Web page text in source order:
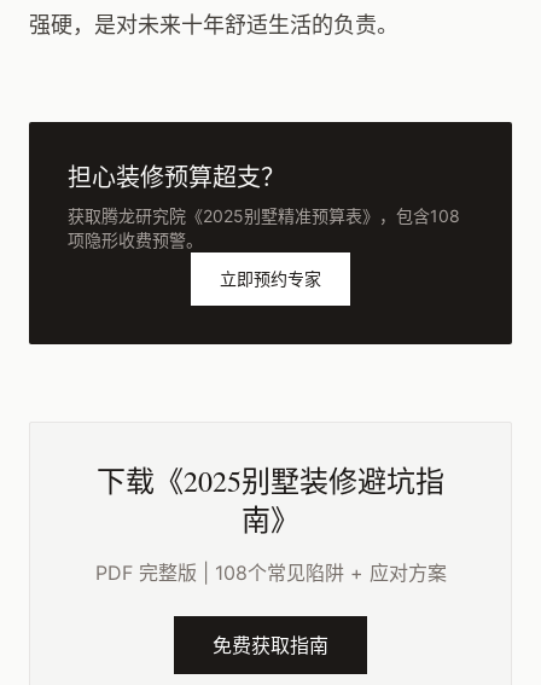
强硬，是对未来十年舒适生活的负责。
担心装修预算超支？
获取腾龙研究院《2025别墅精准预算表》，包含108
项隐形收费预警。
立即预约专家
下载《2025别墅装修避坑指
南》
PDF 完整版 | 108个常见陷阱 + 应对方案
免费获取指南